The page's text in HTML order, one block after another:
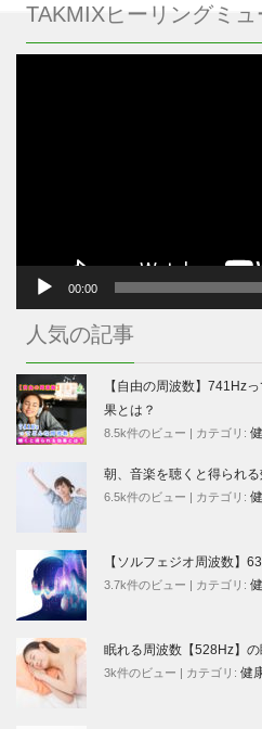
TAKMIXヒーリングミュ
00:00
人気の記事
【自由の周波数】741Hz
果とは？
8.5k件のビュー カテゴリ:
朝、音楽を聴くと得られ
6.5k件のビュー カテゴリ:
【ソルフェジオ周波数】
3.7k件のビュー カテゴリ:
眠れる周波数【528Hz】の
3k件のビュー カテゴリ: 健